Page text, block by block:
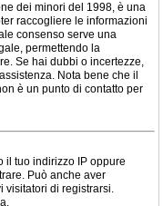
dei minori del 1998, è una
raccogliere le informazioni
consenso serve una
permettendo la
Se hai dubbi o incertezze,
Nota bene che il
è un punto di contatto per
il tuo indirizzo IP oppure
Può anche aver
visitatori di registrarsi.